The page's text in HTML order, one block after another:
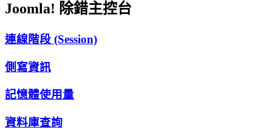
Joomla! 除錯主控台
連線階段 (Session)
側寫資訊
記憶體使用量
資料庫查詢